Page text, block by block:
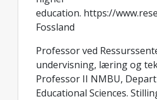
education. https://
Fossland
Professor ved
undervisning, læring og
Professor II NMBU,
Educational Sciences.